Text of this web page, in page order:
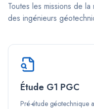
Toutes les missions de
des ingénieurs
Étude G1 PGC
Pré-étude géotechnique